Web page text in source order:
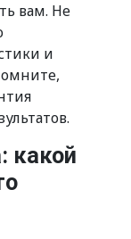
вам. Не
и
какой